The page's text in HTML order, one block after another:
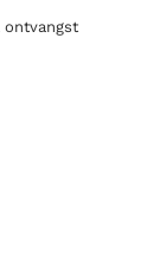
ontvangst